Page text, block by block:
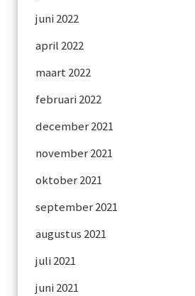
juni 2022
april 2022
maart 2022
februari 2022
december 2021
november 2021
oktober 2021
september 2021
augustus 2021
juli 2021
juni 2021